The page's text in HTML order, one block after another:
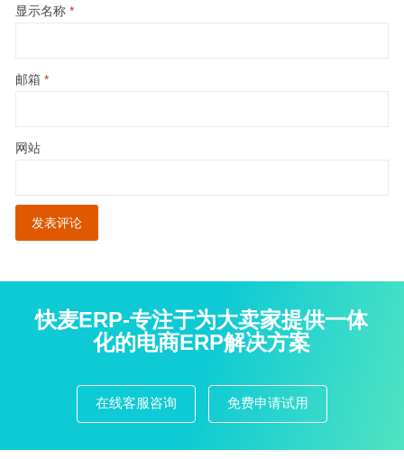
显示名称 *
邮箱 *
网站
快麦ERP-专注于为大卖家提供一体
化的电商ERP解决方案
在线客服咨询 免费申请试用